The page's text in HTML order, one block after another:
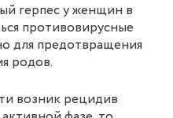
герпес у женщин в
противовирусные
для предотвращения
родов.
возник рецидив